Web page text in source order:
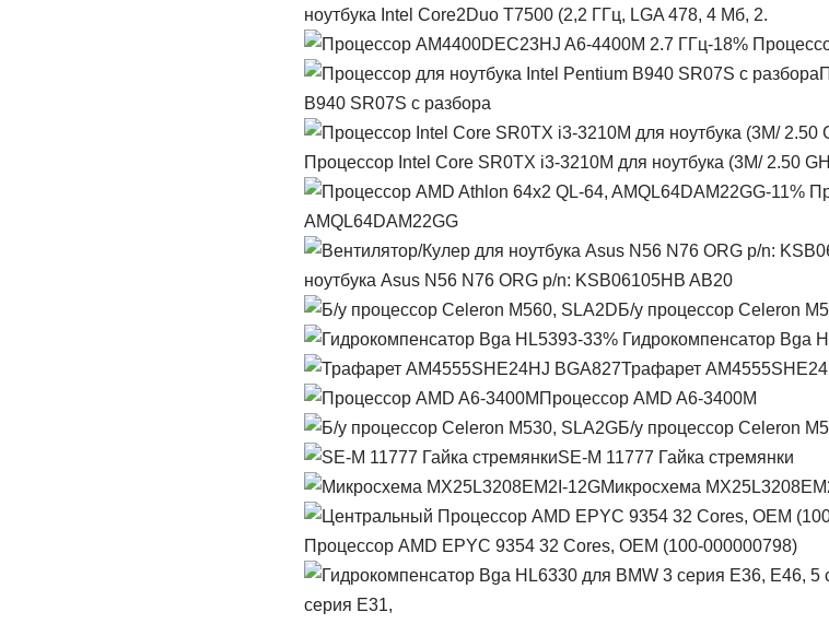
ноутбука Intel Core2Duo T7500 (2,2 ГГц, LGA 478, 4 Мб, 2.
-18%
B940 SR07S с разбора
Процессор Intel Core SR0TX i3-3210M для ноутбука (3M/ 2.50
-11%
AMQL64DAM22GG
ноутбука Asus N56 N76 ORG p/n: KSB06105HB AB20
Б/у процессор Celeron
-33% Гидрокомпенсатор Bga
Трафарет
Процессор AMD A6-3400M
Б/у процессор Celeron
SE-M 11777 Гайка стремянки
Микросхема
Процессор AMD EPYC 9354 32 Cores, OEM (100-000000798)